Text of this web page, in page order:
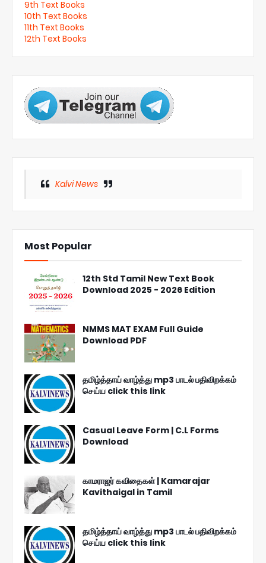
9th Text Books
10th Text Books
11th Text Books
12th Text Books
Kalvi News
Most Popular
12th Std Tamil New Text Book
Download 2025 - 2026 Edition
NMMS MAT EXAM Full Guide
Download PDF
தமிழ்த்தாய் வாழ்த்து mp3 பாடல் பதிவிறக்கம்
செய்ய click this link
Casual Leave Form | C.L Forms
Download
காமராஜர் கவிதைகள் | Kamarajar
Kavithaigal in Tamil
தமிழ்த்தாய் வாழ்த்து mp3 பாடல் பதிவிறக்கம்
செய்ய click this link